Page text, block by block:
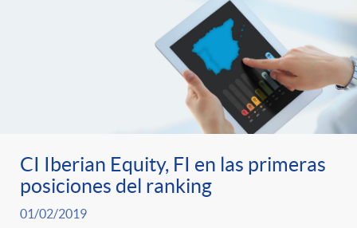
CI Iberian Equity, FI en las primeras
posiciones del ranking
01/02/2019